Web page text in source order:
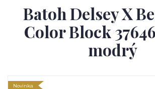
Batoh Delsey X
Color Block
modrý
Novinka